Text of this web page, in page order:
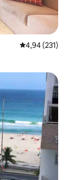
4,94 av 5 i
4,94 (231)